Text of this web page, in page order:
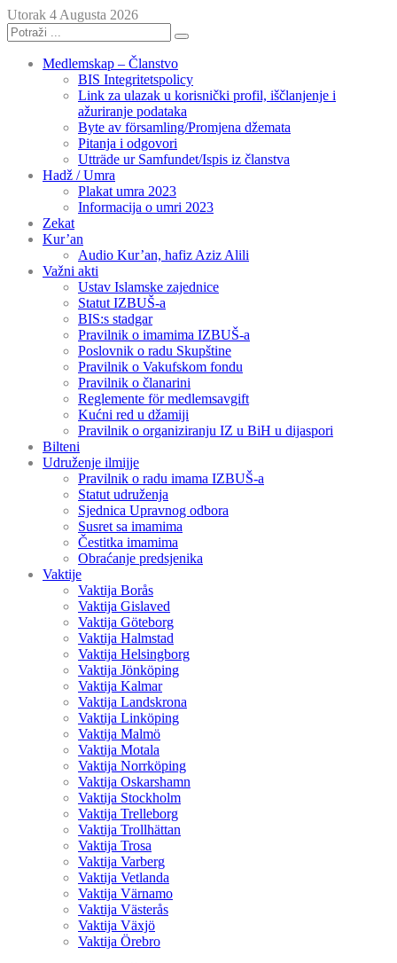
Utorak 4 Augusta 2026
Medlemskap – Članstvo
BIS Integritetspolicy
Link za ulazak u korisnički profil, iščlanjenje i
ažuriranje podataka
Byte av församling/Promjena džemata
Pitanja i odgovori
Utträde ur Samfundet/Ispis iz članstva
Hadž / Umra
Plakat umra 2023
Informacija o umri 2023
Zekat
Kur’an
Audio Kur’an, hafiz Aziz Alili
Važni akti
Ustav Islamske zajednice
Statut IZBUŠ-a
BIS:s stadgar
Pravilnik o imamima IZBUŠ-a
Poslovnik o radu Skupštine
Pravilnik o Vakufskom fondu
Pravilnik o članarini
Reglemente för medlemsavgift
Kućni red u džamiji
Pravilnik o organiziranju IZ u BiH u dijaspori
Bilteni
Udruženje ilmijje
Pravilnik o radu imama IZBUŠ-a
Statut udruženja
Sjednica Upravnog odbora
Susret sa imamima
Čestitka imamima
Obraćanje predsjenika
Vaktije
Vaktija Borås
Vaktija Gislaved
Vaktija Göteborg
Vaktija Halmstad
Vaktija Helsingborg
Vaktija Jönköping
Vaktija Kalmar
Vaktija Landskrona
Vaktija Linköping
Vaktija Malmö
Vaktija Motala
Vaktija Norrköping
Vaktija Oskarshamn
Vaktija Stockholm
Vaktija Trelleborg
Vaktija Trollhättan
Vaktija Trosa
Vaktija Varberg
Vaktija Vetlanda
Vaktija Värnamo
Vaktija Västerås
Vaktija Växjö
Vaktija Örebro